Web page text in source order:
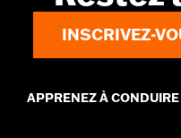
INSCRIVEZ-
APPRENEZ À CONDUIRE